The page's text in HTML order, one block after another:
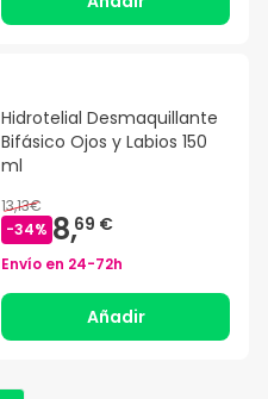
Hidrotelial Desmaquillante
Bifásico Ojos y Labios 150
ml
13,13€
-34% 8,69 €
Envío en 24-72h
Añadir